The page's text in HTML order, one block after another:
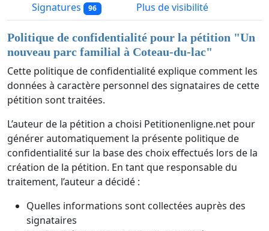
Signatures 96 Plus de visibilité
Politique de confidentialité pour la pétition "Un
nouveau parc familial à Coteau-du-lac"
Cette politique de confidentialité explique comment les
données à caractère personnel des signataires de cette
pétition sont traitées.
L’auteur de la pétition a choisi Petitionenligne.net pour
générer automatiquement la présente politique de
confidentialité sur la base des choix effectués lors de la
création de la pétition. En tant que responsable du
traitement, l’auteur a décidé :
Quelles informations sont collectées auprès des
signataires